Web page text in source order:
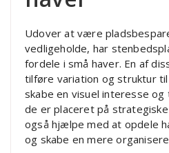
Udover at være
vedligeholde, har
fordele i små haver. En af
tilføre variation og struktur til
skabe en visuel interesse
de er placeret på
også hjælpe med at opdele
og skabe en mere